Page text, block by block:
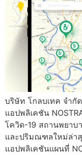
บริษัท โกลบเทค จำกั
แอปพลิเคชัน
โควิด-19 สถานพยาบ
และปริมณฑลใหม่ล่า
แอปพลิเคชันแผนที่